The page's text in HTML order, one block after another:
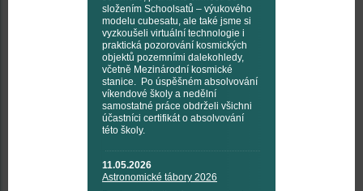
složením Schoolsatů – výukového
modelu cubesatu, ale také jsme si
vyzkoušeli virtuální technologie i
praktická pozorování kosmických
objektů pozemními dalekohledy,
včetně Mezinárodní kosmické
stanice. Po úspěšném absolvování
víkendové školy a nedělní
samostatné práce obdrželi všichni
účastníci certifikát o absolvování
této školy.
11.05.2026
Astronomické tábory 2026